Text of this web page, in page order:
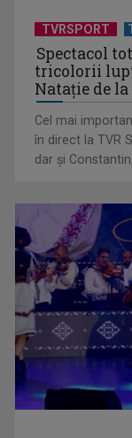
Echipele gazdă
timp ce Spania ...
CM de fotbal:
TVRSPORT
Spectacol
tricolorii
Natație de
Cel mai
în direct la TVR